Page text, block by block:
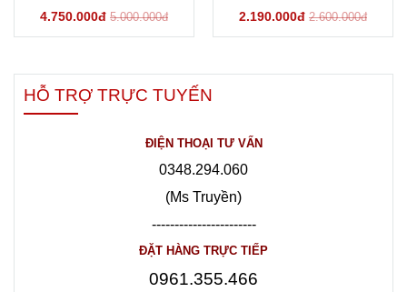
4.750.000đ 5.000.000đ
2.190.000đ 2.600.000đ
HỖ TRỢ TRỰC TUYẾN
ĐIỆN THOẠI TƯ VẤN
0348.294.060
(Ms Truyền)
-----------------------
ĐẶT HÀNG TRỰC TIẾP
0961.355.466